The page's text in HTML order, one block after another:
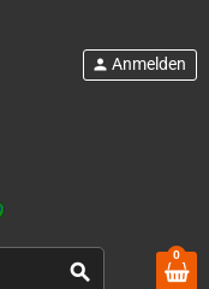
search
person Anmelden
0